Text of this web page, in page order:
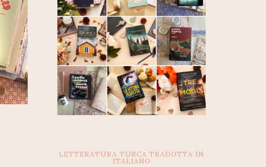
LETTERATURA TURCA TRADOTTA IN
ITALIANO